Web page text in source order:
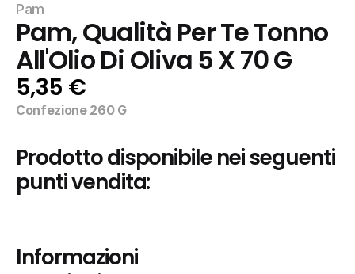
Pam
Pam, Qualità Per Te Tonno
All'Olio Di Oliva 5 X 70 G
5,35 €
Confezione 260 G
Prodotto disponibile nei seguenti
punti vendita:
Informazioni